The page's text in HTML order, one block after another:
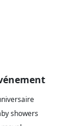
showers